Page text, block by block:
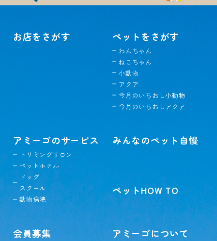
お店をさがす ペットをさがす
わんちゃん
ねこちゃん
小動物
アクア
今月のいちおし小動物
今月のいちおしアクア
アミーゴのサービス
トリミングサロン
ペットホテル
ドッグ
スクール
動物病院
みんなのペット自慢
ペットHOW TO
会員募集 アミーゴについて